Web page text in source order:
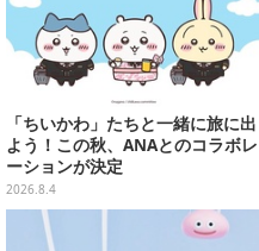
「ちいかわ」たちと一緒に旅に出
よう！この秋、ANAとのコラボレ
ーションが決定
2026.8.4